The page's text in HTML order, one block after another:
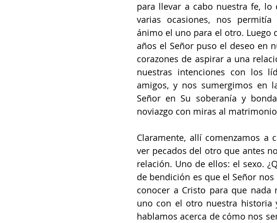
para llevar a cabo nuestra fe, lo
varias ocasiones, nos
ánimo el uno para el otro. Luego
años el Señor puso el deseo en
corazones de aspirar a una
nuestras intenciones con los
amigos, y nos sumergimos en
Señor en Su soberanía y
noviazgo con miras al
Claramente, allí comenzamos
ver pecados del otro que antes
relación. Uno de ellos: el sexo.
de bendición es que el Señor
conocer a Cristo para que nada
uno con el otro nuestra
hablamos acerca de cómo nos